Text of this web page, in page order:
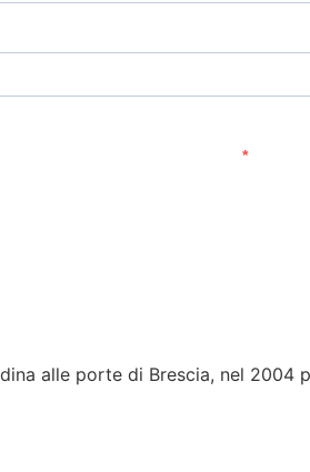
alle porte di Brescia, nel